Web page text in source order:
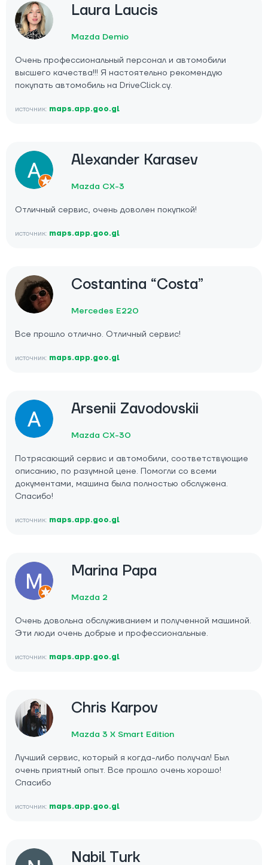
Laura Laucis
Mazda Demio
Очень профессиональный персонал и автомобили
высшего качества!!! Я настоятельно рекомендую
покупать автомобиль на DriveClick.cy.
источник: maps.app.goo.gl
Alexander Karasev
Mazda CX-3
Отличный сервис, очень доволен покупкой!
источник: maps.app.goo.gl
Costantina “Costa”
Mercedes E220
Все прошло отлично. Отличный сервис!
источник: maps.app.goo.gl
Arsenii Zavodovskii
Mazda CX-30
Потрясающий сервис и автомобили, соответствующие
описанию, по разумной цене. Помогли со всеми
документами, машина была полностью обслужена.
Спасибо!
источник: maps.app.goo.gl
Marina Papa
Mazda 2
Очень довольна обслуживанием и полученной машиной.
Эти люди очень добрые и профессиональные.
источник: maps.app.goo.gl
Chris Karpov
Mazda 3 X Smart Edition
Лучший сервис, который я когда-либо получал! Был
очень приятный опыт. Все прошло очень хорошо!
Спасибо
источник: maps.app.goo.gl
Nabil Turk